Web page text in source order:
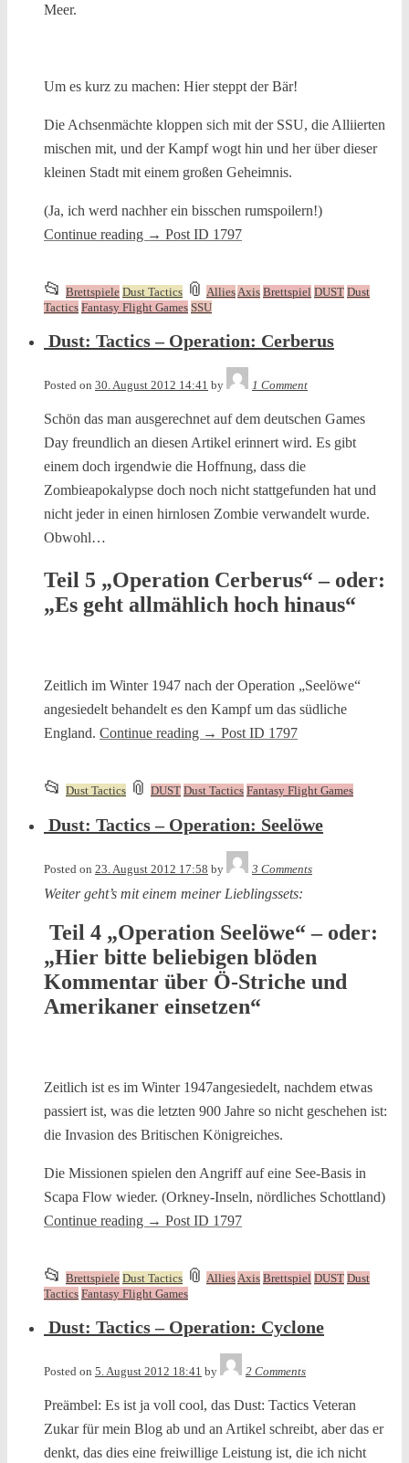
Meer.
Um es kurz zu machen: Hier steppt der Bär!
Die Achsenmächte kloppen sich mit der SSU, die Alliierten
mischen mit, und der Kampf wogt hin und her über dieser
kleinen Stadt mit einem großen Geheimnis.
(Ja, ich werd nachher ein bisschen rumspoilern!)
Continue reading → Post ID 1797
📂 This
entry
posted
Brettspiele Dust Tactics 📎 and
tagged
Allies Axis Brettspiel DUST Dust
Tactics Fantasy Flight Games SSU
Dust: Tactics – Operation: Cerberus
Posted on 30. August 2012 14:41 by
1 Comment
Schön das man ausgerechnet auf dem deutschen Games
Day freundlich an diesen Artikel erinnert wird. Es gibt
einem doch irgendwie die Hoffnung, dass die
Zombieapokalypse doch noch nicht stattgefunden hat und
nicht jeder in einen hirnlosen Zombie verwandelt wurde.
Obwohl…
Teil 5 „Operation Cerberus“ – oder:
„Es geht allmählich hoch hinaus“
Zeitlich im Winter 1947 nach der Operation „Seelöwe“
angesiedelt behandelt es den Kampf um das südliche
England. Continue reading → Post ID 1797
📂 This
was
in
Dust Tactics 📎 and
DUST Dust Tactics Fantasy Flight Games
Dust: Tactics – Operation: Seelöwe
Posted on 23. August 2012 17:58 by
3 Comments
Weiter geht’s mit einem meiner Lieblingssets:
Teil 4 „Operation Seelöwe“ – oder:
„Hier bitte beliebigen blöden
Kommentar über Ö-Striche und
Amerikaner einsetzen“
Zeitlich ist es im Winter 1947angesiedelt, nachdem etwas
passiert ist, was die letzten 900 Jahre so nicht geschehen ist:
die Invasion des Britischen Königreiches.
Die Missionen spielen den Angriff auf eine See-Basis in
Scapa Flow wieder. (Orkney-Inseln, nördliches Schottland)
Continue reading → Post ID 1797
📂 This
entry
posted
Brettspiele Dust Tactics 📎 and
Allies Axis Brettspiel DUST Dust
Tactics Fantasy Flight Games
Dust: Tactics – Operation: Cyclone
Posted on 5. August 2012 18:41 by
2 Comments
Preämbel: Es ist ja voll cool, das Dust: Tactics Veteran
Zukar für mein Blog ab und an Artikel schreibt, aber das er
denkt, das dies eine freiwillige Leistung ist, die ich nicht